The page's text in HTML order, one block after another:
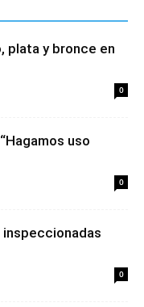
plata y bronce en
0
uso
0
inspeccionadas
0